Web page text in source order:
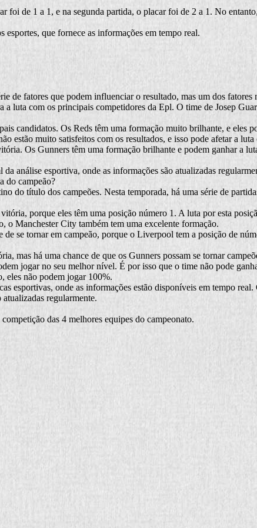
de 1 a 1, e na segunda partida, o placar foi de 2 a 1. No
que fornece as informações em tempo real.
de fatores que podem influenciar o resultado, mas um dos fatores
luta com os principais competidores da Epl. O time de Josep
candidatos. Os Reds têm uma formação muito brilhante, e
estão muito satisfeitos com os resultados, e isso pode afetar a
Os Gunners têm uma formação brilhante e podem ganhar a
análise esportiva, onde as informações são atualizadas
do campeão?
do título dos campeões. Nesta temporada, há uma série de
porque eles têm uma posição número 1. A luta por esta
o Manchester City também tem uma excelente formação.
se tornar em campeão, porque o Liverpool tem a posição de
mas há uma chance de que os Gunners possam se tornar
jogar no seu melhor nível. É por isso que o time não pode
eles não podem jogar 100%.
esportivas, onde as informações estão disponíveis em tempo
regularmente.
das 4 melhores equipes do campeonato.